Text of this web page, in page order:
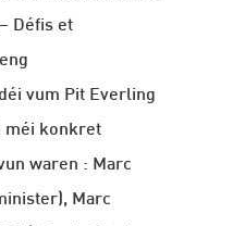
Défis et
vum Pit Everling
méi konkret
waren : Marc
Marc